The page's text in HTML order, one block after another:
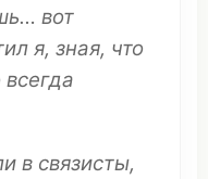
… вот
я, зная, что
в связисты,